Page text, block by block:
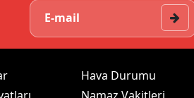
Hava Durumu